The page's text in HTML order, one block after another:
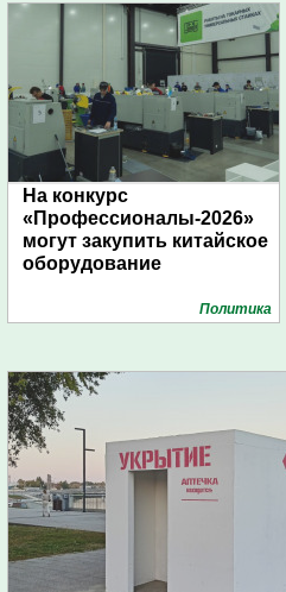
На конкурс
«Профессионалы-2026»
могут закупить китайское
оборудование
Политика